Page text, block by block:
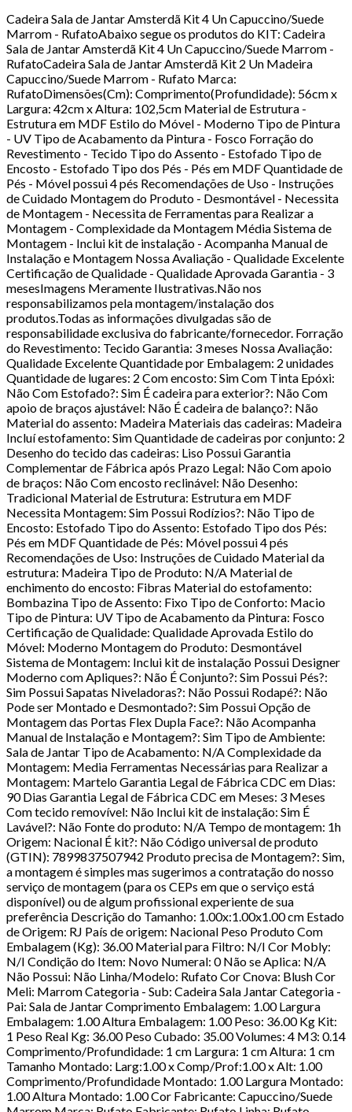
Cadeira Sala de Jantar Amsterdã Kit 4 Un Capuccino/Suede
Marrom - RufatoAbaixo segue os produtos do KIT: Cadeira
Sala de Jantar Amsterdã Kit 4 Un Capuccino/Suede Marrom -
RufatoCadeira Sala de Jantar Amsterdã Kit 2 Un Madeira
Capuccino/Suede Marrom - Rufato Marca:
RufatoDimensões(Cm): Comprimento(Profundidade): 56cm x
Largura: 42cm x Altura: 102,5cm Material de Estrutura -
Estrutura em MDF Estilo do Móvel - Moderno Tipo de Pintura
- UV Tipo de Acabamento da Pintura - Fosco Forração do
Revestimento - Tecido Tipo do Assento - Estofado Tipo de
Encosto - Estofado Tipo dos Pés - Pés em MDF Quantidade de
Pés - Móvel possui 4 pés Recomendações de Uso - Instruções
de Cuidado Montagem do Produto - Desmontável - Necessita
de Montagem - Necessita de Ferramentas para Realizar a
Montagem - Complexidade da Montagem Média Sistema de
Montagem - Inclui kit de instalação - Acompanha Manual de
Instalação e Montagem Nossa Avaliação - Qualidade Excelente
Certificação de Qualidade - Qualidade Aprovada Garantia - 3
mesesImagens Meramente Ilustrativas.Não nos
responsabilizamos pela montagem/instalação dos
produtos.Todas as informações divulgadas são de
responsabilidade exclusiva do fabricante/fornecedor. Forração
do Revestimento: Tecido Garantia: 3 meses Nossa Avaliação:
Qualidade Excelente Quantidade por Embalagem: 2 unidades
Quantidade de lugares: 2 Com encosto: Sim Com Tinta Epóxi:
Não Com Estofado?: Sim É cadeira para exterior?: Não Com
apoio de braços ajustável: Não É cadeira de balanço?: Não
Material do assento: Madeira Materiais das cadeiras: Madeira
Incluí estofamento: Sim Quantidade de cadeiras por conjunto: 2
Desenho do tecido das cadeiras: Liso Possui Garantia
Complementar de Fábrica após Prazo Legal: Não Com apoio
de braços: Não Com encosto reclinável: Não Desenho:
Tradicional Material de Estrutura: Estrutura em MDF
Necessita Montagem: Sim Possui Rodízios?: Não Tipo de
Encosto: Estofado Tipo do Assento: Estofado Tipo dos Pés:
Pés em MDF Quantidade de Pés: Móvel possui 4 pés
Recomendações de Uso: Instruções de Cuidado Material da
estrutura: Madeira Tipo de Produto: N/A Material de
enchimento do encosto: Fibras Material do estofamento:
Bombazina Tipo de Assento: Fixo Tipo de Conforto: Macio
Tipo de Pintura: UV Tipo de Acabamento da Pintura: Fosco
Certificação de Qualidade: Qualidade Aprovada Estilo do
Móvel: Moderno Montagem do Produto: Desmontável
Sistema de Montagem: Inclui kit de instalação Possui Designer
Moderno com Apliques?: Não É Conjunto?: Sim Possui Pés?:
Sim Possui Sapatas Niveladoras?: Não Possui Rodapé?: Não
Pode ser Montado e Desmontado?: Sim Possui Opção de
Montagem das Portas Flex Dupla Face?: Não Acompanha
Manual de Instalação e Montagem?: Sim Tipo de Ambiente:
Sala de Jantar Tipo de Acabamento: N/A Complexidade da
Montagem: Media Ferramentas Necessárias para Realizar a
Montagem: Martelo Garantia Legal de Fábrica CDC em Dias:
90 Dias Garantia Legal de Fábrica CDC em Meses: 3 Meses
Com tecido removível: Não Inclui kit de instalação: Sim É
Lavável?: Não Fonte do produto: N/A Tempo de montagem: 1h
Origem: Nacional É kit?: Não Código universal de produto
(GTIN): 7899837507942 Produto precisa de Montagem?: Sim,
a montagem é simples mas sugerimos a contratação do nosso
serviço de montagem (para os CEPs em que o serviço está
disponível) ou de algum profissional experiente de sua
preferência Descrição do Tamanho: 1.00x:1.00x1.00 cm Estado
de Origem: RJ País de origem: Nacional Peso Produto Com
Embalagem (Kg): 36.00 Material para Filtro: N/I Cor Mobly:
N/I Condição do Item: Novo Numeral: 0 Não se Aplica: N/A
Não Possui: Não Linha/Modelo: Rufato Cor Cnova: Blush Cor
Meli: Marrom Categoria - Sub: Cadeira Sala Jantar Categoria -
Pai: Sala de Jantar Comprimento Embalagem: 1.00 Largura
Embalagem: 1.00 Altura Embalagem: 1.00 Peso: 36.00 Kg Kit:
1 Peso Real Kg: 36.00 Peso Cubado: 35.00 Volumes: 4 M3: 0.14
Comprimento/Profundidade: 1 cm Largura: 1 cm Altura: 1 cm
Tamanho Montado: Larg:1.00 x Comp/Prof:1.00 x Alt: 1.00
Comprimento/Profundidade Montado: 1.00 Largura Montado:
1.00 Altura Montado: 1.00 Cor Fabricante: Capuccino/Suede